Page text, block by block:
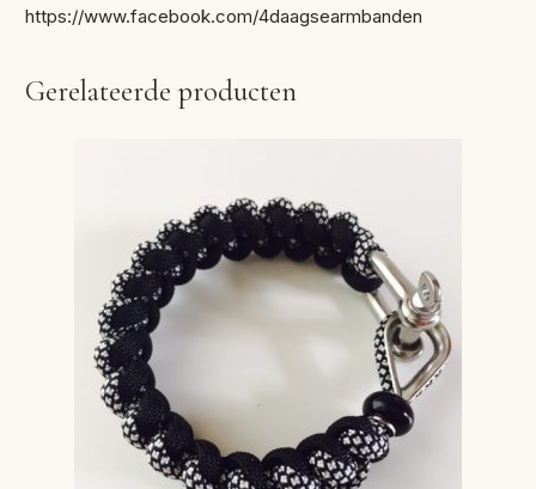
https://www.facebook.com/4daagsearmbanden
Gerelateerde producten